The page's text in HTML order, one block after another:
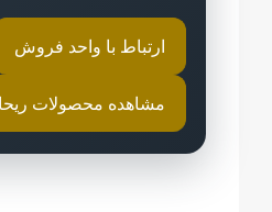
ارتباط با واحد فروش
مشاهده محصولات